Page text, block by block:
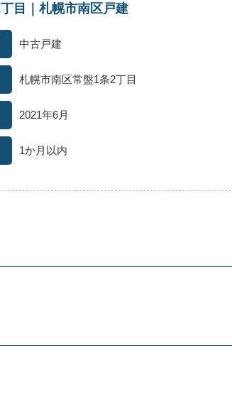
目｜札幌市南区戸建
中古戸建
札幌市南区常盤1条2丁目
2021年6月
1か月以内